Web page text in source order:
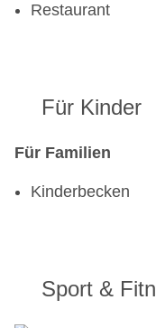
Restaurant
Für Kinder
Für Familien
Kinderbecken
Sport &